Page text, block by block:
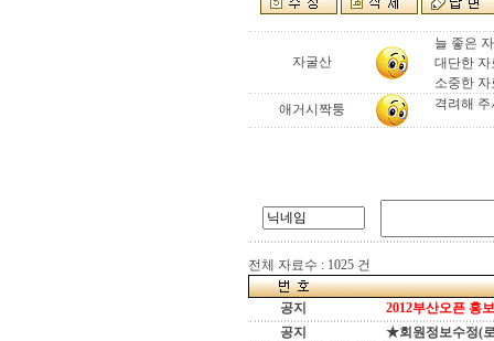
자굴산
늘 좋은
대단한 자
소중한
애거시짝퉁
격려해
전체 자료수 : 1025 건
공지
2012부산오픈 홍
공지
★회원정보수정(